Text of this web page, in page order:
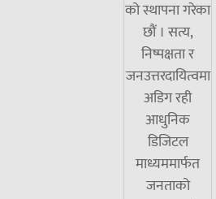
को स्थापना गरेका
छौं । सत्य,
निष्पक्षता र
जनउत्तरदायित्वमा
अडिग रही
आधुनिक
डिजिटल
माध्यममार्फत
जनताको